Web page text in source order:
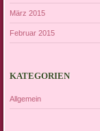
März 2015
Februar 2015
KATEGORIEN
Allgemein